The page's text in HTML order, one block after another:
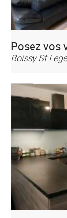
Posez vos
Boissy St